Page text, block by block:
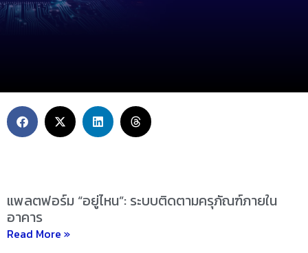
แพลตฟอร์ม “อยู่ไหน”: ระบบติดตามครุภัณฑ์ภายใน
อาคาร
Read More »